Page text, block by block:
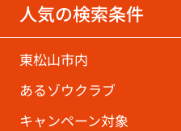
人気の検索条件
東松山市内
あるゾウクラブ
キャンペーン対象